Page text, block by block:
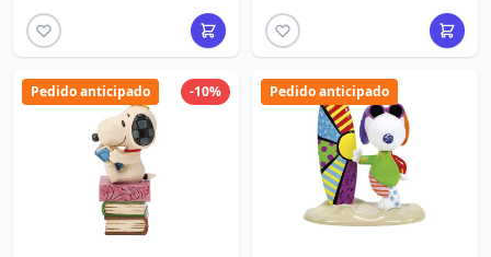
-10%
Pedido anticipado Pedido anticipado